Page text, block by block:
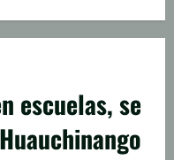
escuelas, se